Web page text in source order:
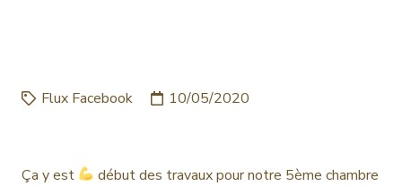
Flux Facebook 10/05/2020
Ça y est
début des travaux pour notre 5ème chambre